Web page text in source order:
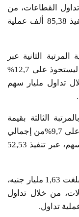
قيمة تداول القطاعات، من
خلال تداول 953,08 مليون سهم عبر تنفيذ 85,38 ألف عملية
الثانية عبر
تداولات بلغت قيمتها 2,21 مليار جنيه، ليستحوذ على 12,7%
تداول مليار سهم
الثالثة بقيمة
تداولات بلغت 1,69 مليار جنيه، ليستحوذ على 9,7%من إجمالي
التداولات، ومن خلال تداول 1,88 مليار سهم، عبر تنفيذ 52,53
يليه قطاع البنوك بالمرتبة الرابعة بقيمة بلغت 1,63 مليار جنيه،
من خلال تداول